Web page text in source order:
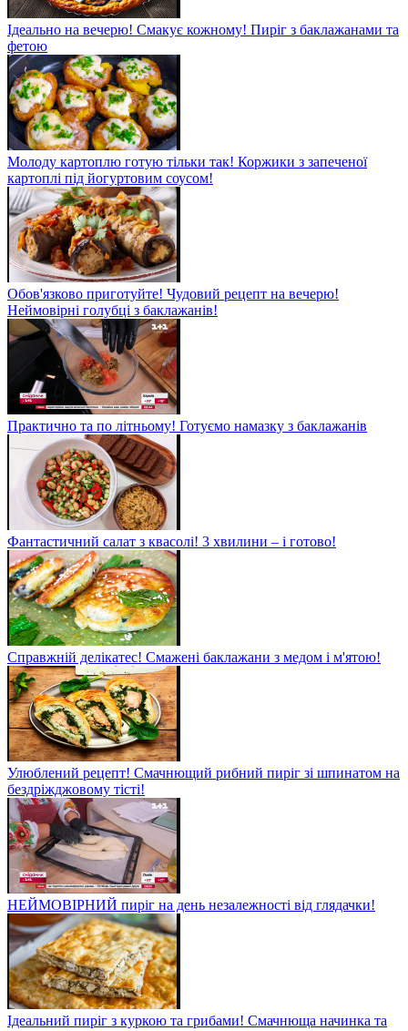
Ідеально на вечерю! Смакує кожному! Пиріг з баклажанами та
фетою
Молоду картоплю готую тільки так! Коржики з запеченої
картоплі під йогуртовим соусом!
Обов'язково приготуйте! Чудовий рецепт на вечерю!
Неймовірні голубці з баклажанів!
Практично та по літньому! Готуємо намазку з баклажанів
Фантастичний салат з квасолі! 3 хвилини – і готово!
Справжній делікатес! Смажені баклажани з медом і м'ятою!
Улюблений рецепт! Смачнющий рибний пиріг зі шпинатом на
бездріжджовому тісті!
НЕЙМОВІРНИЙ пиріг на день незалежності від глядачки!
Ідеальний пиріг з куркою та грибами! Смачнюща начинка та